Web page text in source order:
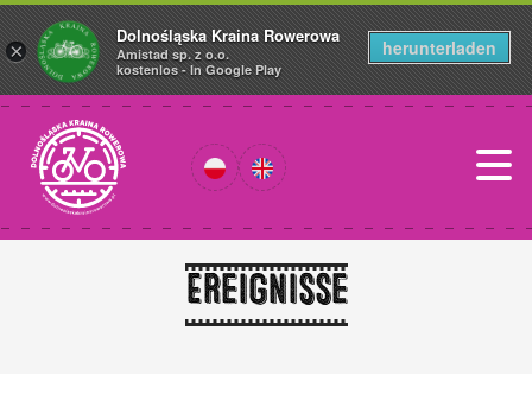
Ereignisse
×
Dolnośląska Kraina Rowerowa
Amistad sp. z o.o.
kostenlos - In Google Play
herunterladen